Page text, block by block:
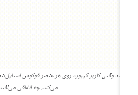
می‌کند، چه اتفاقی می‌افتد.